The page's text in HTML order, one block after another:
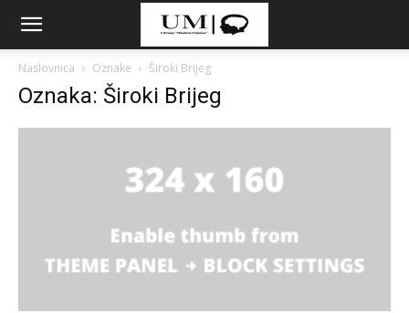
Naslovnica Oznake Široki Brijeg
Oznaka: Široki Brijeg